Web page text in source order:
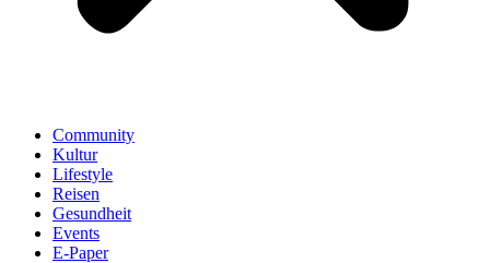
Community
Kultur
Lifestyle
Reisen
Gesundheit
Events
E-Paper